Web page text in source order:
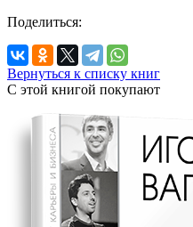
Поделиться:
Вернуться к списку книг
С этой книгой покупают